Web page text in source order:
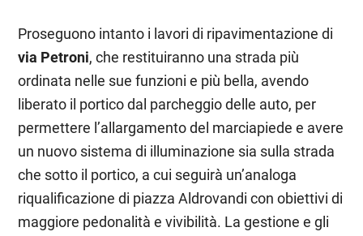
Proseguono intanto i lavori di ripavimentazione di
via Petroni, che restituiranno una strada più
ordinata nelle sue funzioni e più bella, avendo
liberato il portico dal parcheggio delle auto, per
permettere l’allargamento del marciapiede e avere
un nuovo sistema di illuminazione sia sulla strada
che sotto il portico, a cui seguirà un’analoga
riqualificazione di piazza Aldrovandi con obiettivi di
maggiore pedonalità e vivibilità. La gestione e gli